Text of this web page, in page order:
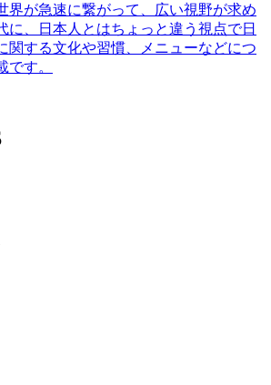
界が急速に繋がって、広い視野が求め
に、日本人とはちょっと違う視点で日
関する文化や習慣、メニューなどにつ
です。